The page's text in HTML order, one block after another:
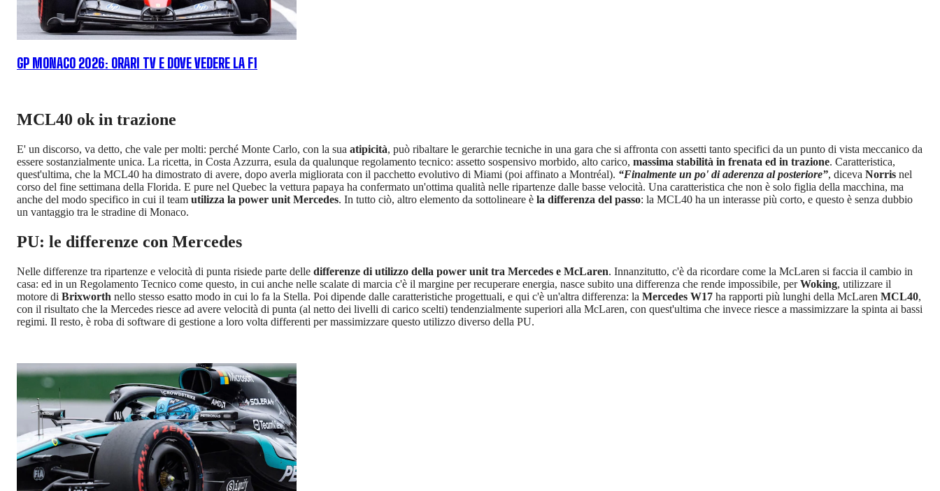
GP MONACO 2026: ORARI TV E DOVE VEDERE LA F1
MCL40 ok in trazione
E' un discorso, va detto, che vale per molti: perché Monte Carlo, con la sua atipicità, può ribaltare le gerarchie tecniche in una gara che si affronta con assetti tanto specifici da un punto di vista meccanico da
essere sostanzialmente unica. La ricetta, in Costa Azzurra, esula da qualunque regolamento tecnico: assetto sospensivo morbido, alto carico, massima stabilità in frenata ed in trazione. Caratteristica,
quest'ultima, che la MCL40 ha dimostrato di avere, dopo averla migliorata con il pacchetto evolutivo di Miami (poi affinato a Montréal). “Finalmente un po' di aderenza al posteriore”, diceva Norris nel
corso del fine settimana della Florida. E pure nel Quebec la vettura papaya ha confermato un'ottima qualità nelle ripartenze dalle basse velocità. Una caratteristica che non è solo figlia della macchina, ma
anche del modo specifico in cui il team utilizza la power unit Mercedes. In tutto ciò, altro elemento da sottolineare è la differenza del passo: la MCL40 ha un interasse più corto, e questo è senza dubbio
un vantaggio tra le stradine di Monaco.
PU: le differenze con Mercedes
Nelle differenze tra ripartenze e velocità di punta risiede parte delle differenze di utilizzo della power unit tra Mercedes e McLaren. Innanzitutto, c'è da ricordare come la McLaren si faccia il cambio in
casa: ed in un Regolamento Tecnico come questo, in cui anche nelle scalate di marcia c'è il margine per recuperare energia, nasce subito una differenza che rende impossibile, perWoking, utilizzare il
motore di Brixworth nello stesso esatto modo in cui lo fa la Stella. Poi dipende dalle caratteristiche progettuali, e qui c'è un'altra differenza: la Mercedes W17 ha rapporti più lunghi della McLaren MCL40,
con il risultato che la Mercedes riesce ad avere velocità di punta (al netto dei livelli di carico scelti) tendenzialmente superiori alla McLaren, con quest'ultima che invece riesce a massimizzare la spinta ai bassi
regimi. Il resto, è roba di software di gestione a loro volta differenti per massimizzare questo utilizzo diverso della PU.